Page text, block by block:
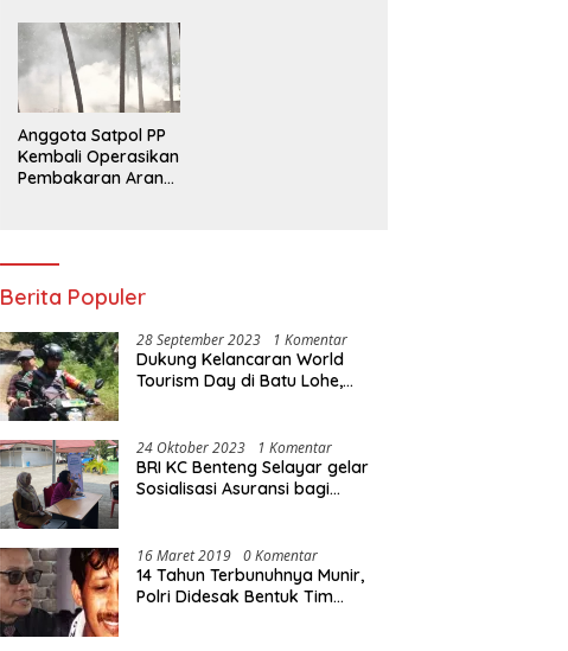
Kekompakan dan
Budaya Kerja Sehat
Anggota Satpol PP
Kembali Operasikan
Pembakaran Arang,
Berita Populer
28 September 2023 1 Komentar
Dukung Kelancaran World
Tourism Day di Batu Lohe,
Motor Dinas
24 Oktober 2023 1 Komentar
BRI KC Benteng Selayar gelar
Sosialisasi Asuransi bagi
16 Maret 2019 0 Komentar
14 Tahun Terbunuhnya Munir,
Polri Didesak Bentuk Tim